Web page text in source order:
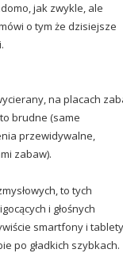
jak zwykle, ale
o tym że dzisiejsze
na placach
brudne (same
przewidywalne,
zabaw).
to tych
i głośnych
smartfony i
po gładkich szybkach.